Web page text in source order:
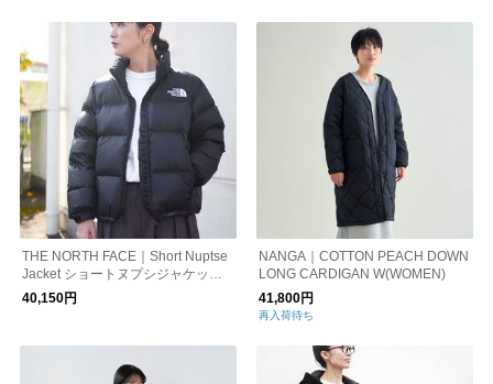
THE NORTH FACE｜Short Nuptse
Jacket ショートヌプシジャケット n
dw92555
40,150円
NANGA｜COTTON PEACH DOWN
LONG CARDIGAN W(WOMEN)
41,800円
再入荷待ち